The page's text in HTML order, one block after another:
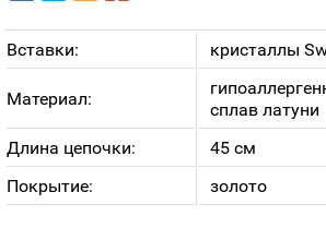
Вставки: кристаллы
Материал:
сплав латуни
Длина цепочки:
45 см
Покрытие:
золото